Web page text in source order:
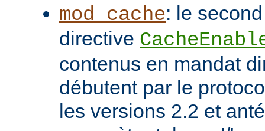
mod_cache: le
directive
contenus en mandat
débutent par le
les versions 2.2 et